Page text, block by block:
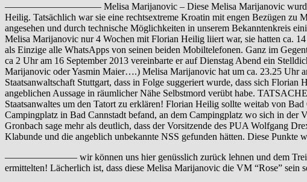
—————————— Melisa Marijanovic – Diese Melisa Marijanovic wurde
Heilig. Tatsächlich war sie eine rechtsextreme Kroatin mit engen Bezügen zu
angesehen und durch technische Möglichkeiten in unserem Bekanntenkreis
Melisa Marijanovic nur 4 Wochen mit Florian Heilig liiert war, sie hatten ca.
als Einzige alle WhatsApps von seinen beiden Mobiltelefonen. Ganz im
ca 2 Uhr am 16 September 2013 vereinbarte er auf Dienstag Abend ein
Marijanovic oder Yasmin Maier….) Melisa Marijanovic hat um ca. 23.25 Uhr
Staatsanwaltschaft Stuttgart, dass in Folge suggeriert wurde, dass sich
angeblichen Aussage in räumlicher Nähe Selbstmord verübt habe.
Staatsanwaltes um den Tatort zu erklären! Florian Heilig sollte weitab von
Campingplatz in Bad Cannstadt befand, an dem Campingplatz wo sich in der
Gronbach sage mehr als deutlich, dass der Vorsitzende des PUA Wolfgang
Klabunde und die angeblich unbekannte NSS gefunden hätten. Diese Punkte
———————– wir können uns hier genüsslich zurück lehnen und dem Treiben
ermittelten! Lächerlich ist, dass diese Melisa Marijanovic die VM “Rose” sein